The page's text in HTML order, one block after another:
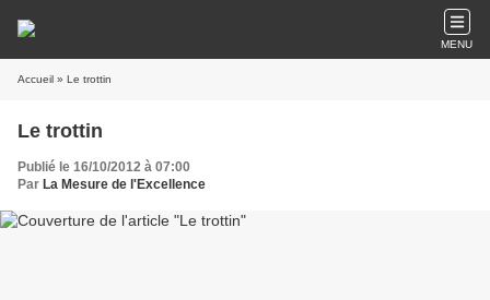
MENU
Accueil » Le trottin
Le trottin
Publié le 16/10/2012 à 07:00
Par La Mesure de l'Excellence